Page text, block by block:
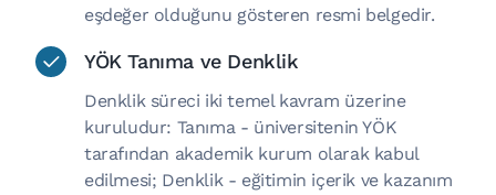
eşdeğer olduğunu gösteren resmi belgedir.
YÖK Tanıma ve Denklik
Denklik süreci iki temel kavram üzerine
kuruludur: Tanıma - üniversitenin YÖK
tarafından akademik kurum olarak kabul
edilmesi; Denklik - eğitimin içerik ve kazanım